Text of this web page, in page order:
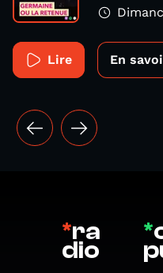
Lire En
*ra
dio
*